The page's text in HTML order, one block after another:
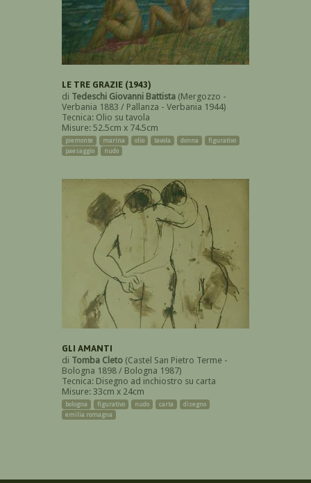
LE TRE GRAZIE (1943)
di Tedeschi Giovanni Battista (Mergozzo -
Verbania 1883 / Pallanza - Verbania 1944)
Tecnica: Olio su tavola
Misure: 52.5cm x 74.5cm
piemonte marina olio tavola donna
figurativo
paesaggio
nudo
GLI AMANTI
di Tomba Cleto (Castel San Pietro Terme -
Bologna 1898 / Bologna 1987)
Tecnica: Disegno ad inchiostro su carta
Misure: 33cm x 24cm
bologna figurativo nudo carta
disegno
emilia romagna